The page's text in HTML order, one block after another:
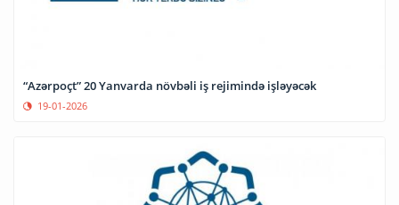
“Azərpoçt” 20 Yanvarda növbəli iş rejimində işləyəcək
19-01-2026